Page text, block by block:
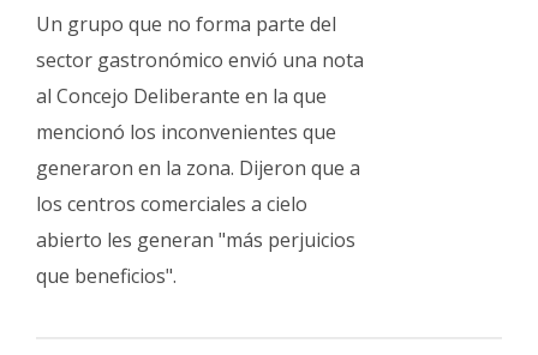
Un grupo que no forma parte del
sector gastronómico envió una nota
al Concejo Deliberante en la que
mencionó los inconvenientes que
generaron en la zona. Dijeron que a
los centros comerciales a cielo
abierto les generan "más perjuicios
que beneficios".